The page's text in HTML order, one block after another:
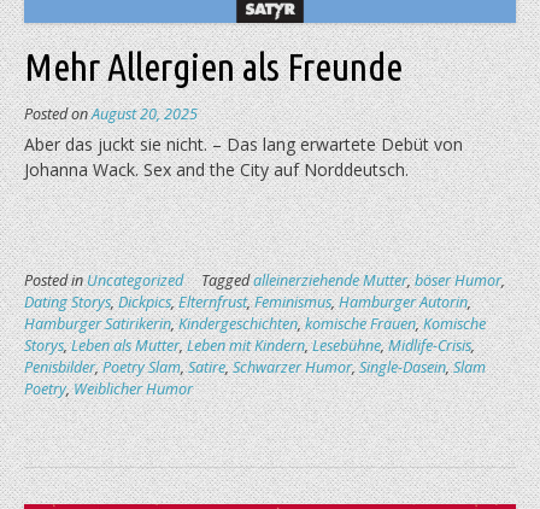
Mehr Allergien als Freunde
Posted onAugust 20, 2025
Aber das juckt sie nicht. – Das lang erwartete Debüt von
Johanna Wack. Sex and the City auf Norddeutsch.
Posted inUncategorized Taggedalleinerziehende Mutter,böser Humor,
Dating Storys,Dickpics,Elternfrust,Feminismus,Hamburger Autorin,
Hamburger Satirikerin,Kindergeschichten,komische Frauen,Komische
Storys,Leben als Mutter,Leben mit Kindern,Lesebühne,Midlife-Crisis,
Penisbilder,Poetry Slam,Satire,Schwarzer Humor,Single-Dasein,Slam
Poetry,Weiblicher Humor